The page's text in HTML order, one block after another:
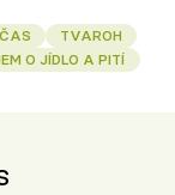
TVAROH
O JÍDLO A PITÍ